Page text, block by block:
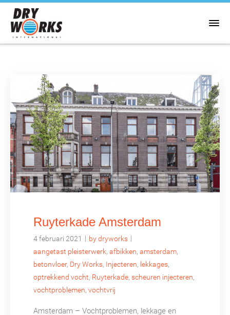
Ruyterkade Amsterdam
4 februari 2021 | by dryworks |
aangetast pleisterwerk, afbikken, amsterdam,
betonvloer, Dry Works, Injecteren, lekkages,
optrekkend vocht, Ruyterkade, scheuren injecteren,
vochtproblemen, vochtvrij
Amsterdam – Vochtproblemen, lekkage en